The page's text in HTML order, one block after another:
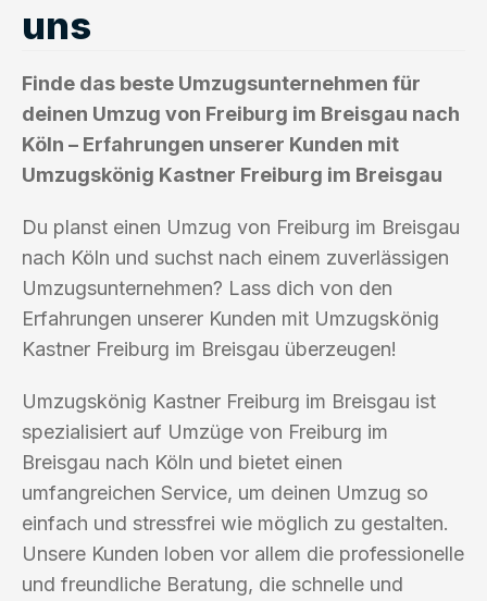
uns
Finde das beste Umzugsunternehmen für
deinen Umzug von Freiburg im Breisgau nach
Köln – Erfahrungen unserer Kunden mit
Umzugskönig Kastner Freiburg im Breisgau
Du planst einen Umzug von Freiburg im Breisgau
nach Köln und suchst nach einem zuverlässigen
Umzugsunternehmen? Lass dich von den
Erfahrungen unserer Kunden mit Umzugskönig
Kastner Freiburg im Breisgau überzeugen!
Umzugskönig Kastner Freiburg im Breisgau ist
spezialisiert auf Umzüge von Freiburg im
Breisgau nach Köln und bietet einen
umfangreichen Service, um deinen Umzug so
einfach und stressfrei wie möglich zu gestalten.
Unsere Kunden loben vor allem die professionelle
und freundliche Beratung, die schnelle und